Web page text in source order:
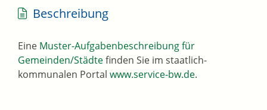
Beschreibung
Eine Muster-Aufgabenbeschreibung für
Gemeinden/Städtefinden Sie im staatlich-
kommunalen Portal www.service-bw.de.